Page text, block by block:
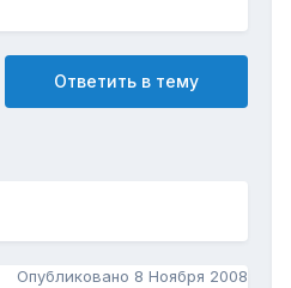
Ответить в тему
Опубликовано 8 Ноября 2008